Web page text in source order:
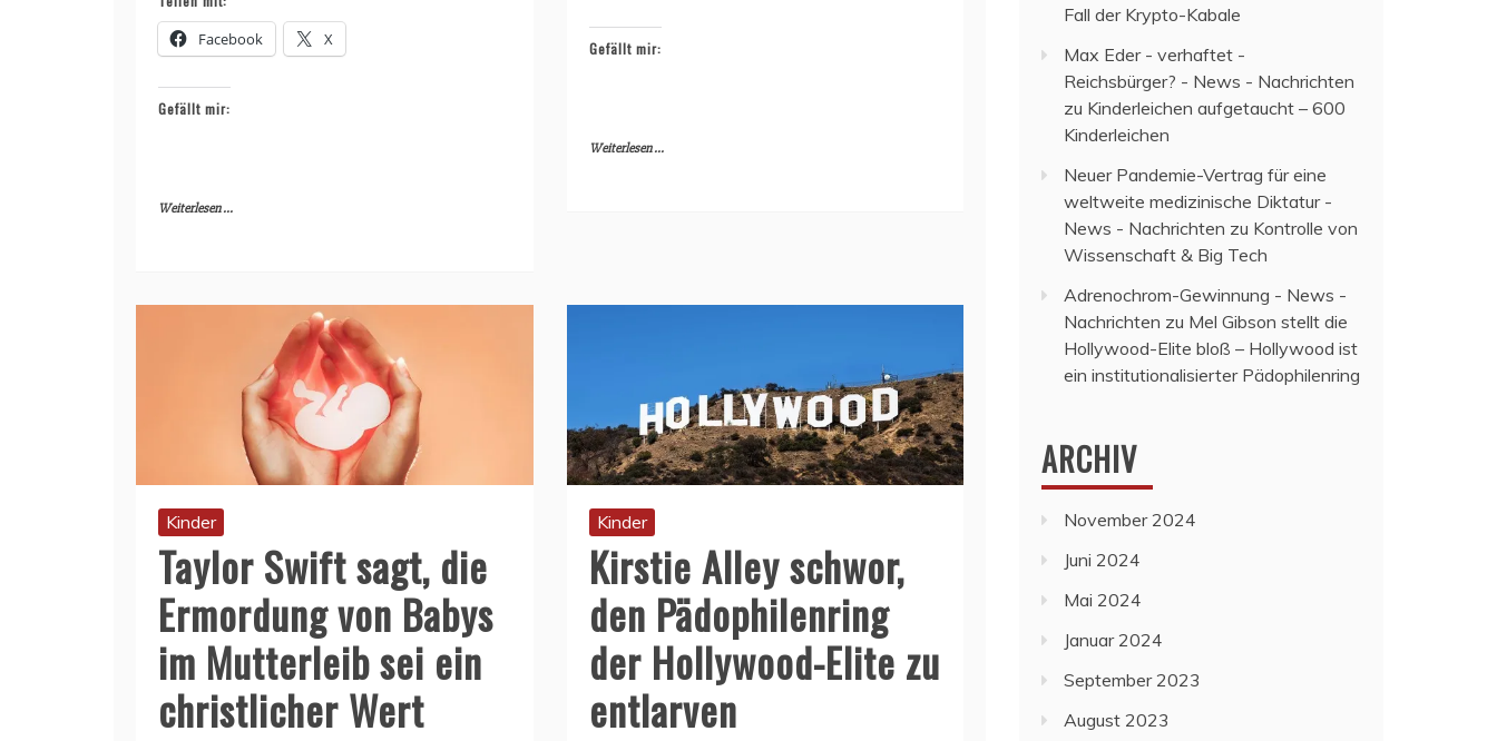
Facebook X
Gefällt mir:
Weiterlesen ...
Gefällt mir:
Weiterlesen ...
Kinder
Taylor Swift sagt, die
Ermordung von Babys
im Mutterleib sei ein
christlicher Wert
Kinder
Kirstie Alley schwor,
den Pädophilenring
der Hollywood-Elite zu
entlarven
Fall der Krypto-Kabale
Max Eder - verhaftet -
Reichsbürger? - News - Nachrichten
zu Kinderleichen aufgetaucht – 600
Kinderleichen
Neuer Pandemie-Vertrag für eine
weltweite medizinische Diktatur -
News - Nachrichten zu Kontrolle von
Wissenschaft & Big Tech
Adrenochrom-Gewinnung - News -
Nachrichten zu Mel Gibson stellt die
Hollywood-Elite bloß – Hollywood ist
ein institutionalisierter Pädophilenring
ARCHIV
November 2024
Juni 2024
Mai 2024
Januar 2024
September 2023
August 2023